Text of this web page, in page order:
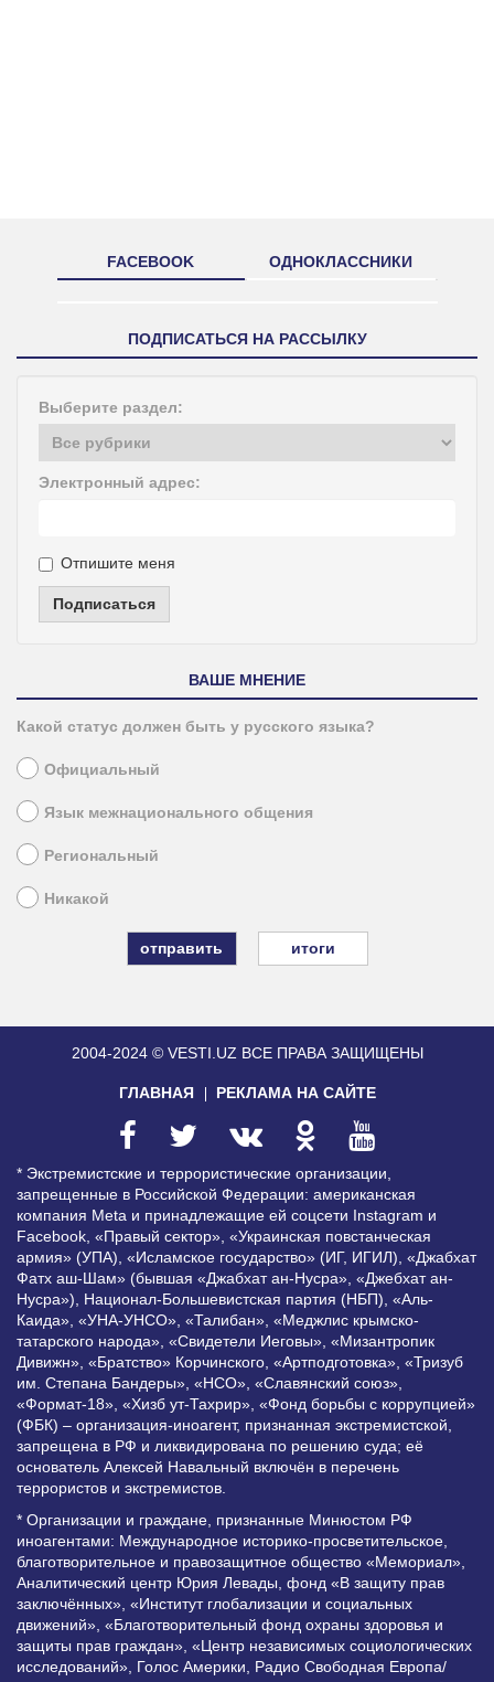
FACEBOOK ОДНОКЛАССНИКИ
ПОДПИСАТЬСЯ НА РАССЫЛКУ
Выберите раздел:
Электронный адрес:
Отпишите меня
Подписаться
ВАШЕ МНЕНИЕ
Какой статус должен быть у русского языка?
Официальный
Язык межнационального общения
Региональный
Никакой
итоги
2004-2024 © VESTI.UZ ВСЕ ПРАВА ЗАЩИЩЕНЫ
ГЛАВНАЯ РЕКЛАМА НА САЙТЕ
* Экстремистские и террористические организации,
запрещенные в Российской Федерации: американская
компания Meta и принадлежащие ей соцсети Instagram и
Facebook, «Правый сектор», «Украинская повстанческая
армия» (УПА), «Исламское государство» (ИГ, ИГИЛ), «Джабхат
Фатх аш-Шам» (бывшая «Джабхат ан-Нусра», «Джебхат ан-
Нусра»), Национал-Большевистская партия (НБП), «Аль-
Каида», «УНА-УНСО», «Талибан», «Меджлис крымско-
татарского народа», «Свидетели Иеговы», «Мизантропик
Дивижн», «Братство» Корчинского, «Артподготовка», «Тризуб
им. Степана Бандеры», «НСО», «Славянский союз»,
«Формат-18», «Хизб ут-Тахрир», «Фонд борьбы с коррупцией»
(ФБК) – организация-иноагент, признанная экстремистской,
запрещена в РФ и ликвидирована по решению суда; её
основатель Алексей Навальный включён в перечень
террористов и экстремистов.
* Организации и граждане, признанные Минюстом РФ
иноагентами: Международное историко-просветительское,
благотворительное и правозащитное общество «Мемориал»,
Аналитический центр Юрия Левады, фонд «В защиту прав
заключённых», «Институт глобализации и социальных
движений», «Благотворительный фонд охраны здоровья и
защиты прав граждан», «Центр независимых социологических
исследований», Голос Америки, Радио Свободная Европа/